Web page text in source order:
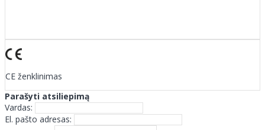
CE ženklinimas
Parašyti atsiliepimą
Vardas:
El. pašto adresas: